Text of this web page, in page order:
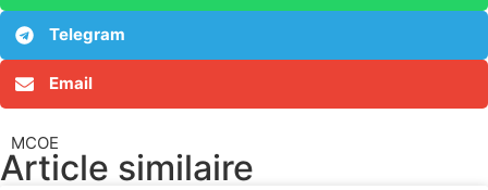
Telegram
Email
MCOE
Article similaire​